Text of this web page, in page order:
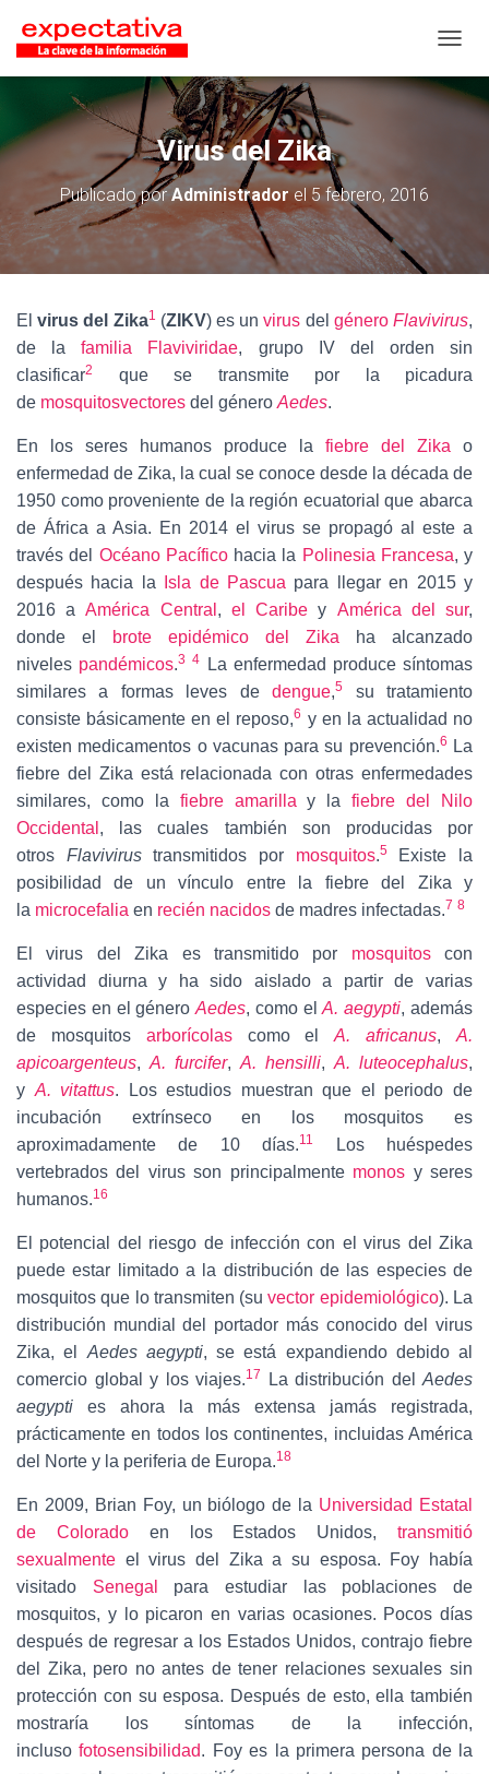
Virus del Zika
Publicado porAdministradorel5 febrero, 2016
Elvirus del Zika1 (ZIKV) es unvirus del género Flavivirus,
de lafamilia Flaviviridae, grupo IV del orden sin
clasificar2
que se transmite por la picadura
de mosquitosvectores del género Aedes.
En los seres humanos produce la fiebre del Zika o
enfermedad de Zika, la cual se conoce desde la década de
1950 como proveniente de la región ecuatorial que abarca
de África a Asia. En 2014 el virus se propagó al este a
través del Océano Pacíficohacia la Polinesia Francesa, y
después hacia la
Isla de Pascua para llegar en 2015 y
2016 aAmérica Central , el Caribe y América del sur,
donde el
brote epidémico del Zika ha alcanzado
niveles pandémicos.3 4
La enfermedad produce síntomas
similares a formas leves dedengue,5
su tratamiento
consiste básicamente en el reposo,6 y en la actualidad no
existen medicamentos o vacunas para su prevención.6
La
fiebre del Zika está relacionada con otras enfermedades
similares, como la fiebre amarilla y lafiebre del Nilo
Occidental , las cuales también son producidas por
otros Flavivirustransmitidos por mosquitos.5Existe la
posibilidad de un vínculo entre la fiebre del Zika y
la microcefalia en recién nacidos de madres infectadas.7 8
El virus del Zika es transmitido por mosquitoscon
actividad diurna y ha sido aislado a partir de varias
especies en el géneroAedes, como elA. aegypti, además
de mosquitos arborícolascomo elA. africanus,A.
apicoargenteus, A. furcifer, A. hensilli, A. luteocephalus,
y A. vitattus. Los estudios muestran que el periodo de
incubación extrínseco en los mosquitos es
aproximadamente de 10 días.11
Los huéspedes
vertebrados del virus son principalmente monos y seres
humanos.16
El potencial del riesgo de infección con el virus del Zika
puede estar limitado a la distribución de las especies de
mosquitos que lo transmiten (suvector epidemiológico). La
distribución mundial del portador más conocido del virus
Zika, el Aedes aegypti, se está expandiendo debido al
comercio global y los viajes.17 La distribución del Aedes
aegypti es ahora la más extensa jamás registrada,
prácticamente en todos los continentes, incluidas América
del Norte y la periferia de Europa.18
En 2009, Brian Foy, un biólogo de la Universidad Estatal
de Coloradoen los Estados Unidos,transmitió
sexualmente el virus del Zika a su esposa. Foy había
visitado Senegal
para estudiar las poblaciones de
mosquitos, y lo picaron en varias ocasiones. Pocos días
después de regresar a los Estados Unidos, contrajo fiebre
del Zika, pero no antes de tener relaciones sexuales sin
protección con su esposa. Después de esto, ella también
mostraría los síntomas de la infección,
inclusofotosensibilidad. Foy es la primera persona de la